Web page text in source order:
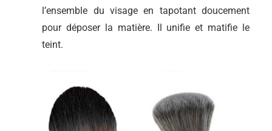
l’ensemble du visage en tapotant doucement
pour déposer la matière. Il unifie et matifie le
teint.